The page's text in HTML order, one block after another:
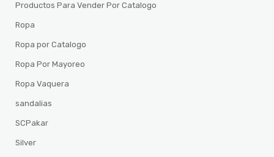
Productos Para Vender Por Catalogo
Ropa
Ropa por Catalogo
Ropa Por Mayoreo
Ropa Vaquera
sandalias
SCPakar
Silver